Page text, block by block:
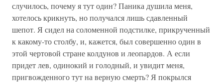
случилось, почему я тут один? Паника душила меня,
хотелось крикнуть, но получался лишь сдавленный
шепот. Я сидел на соломенной подстилке, прикрученный
к какому-то столбу, и, кажется, был совершенно один в
этой чертовой стране колдунов и леопардов. А если
придет лев, одинокий и голодный, и увидит меня,
пригвожденного тут на верную смерть? Я покрылся